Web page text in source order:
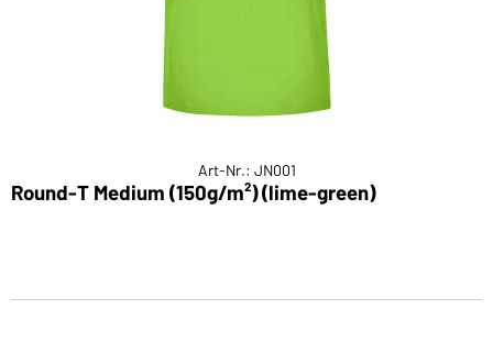
Art-Nr.: JN001
Round-T Medium (150g/m²) (lime-green)